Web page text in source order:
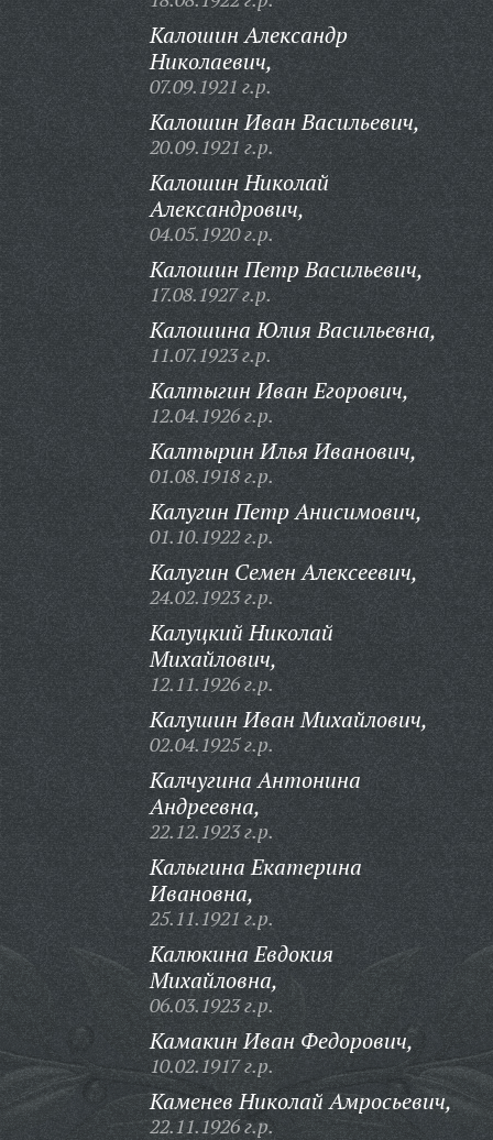
Калошин Александр
Николаевич,
07.09.1921 г.р.
Калошин Иван Васильевич,
20.09.1921 г.р.
Калошин Николай
Александрович,
04.05.1920 г.р.
Калошин Петр Васильевич,
17.08.1927 г.р.
Калошина Юлия Васильевна,
11.07.1923 г.р.
Калтыгин Иван Егорович,
12.04.1926 г.р.
Калтырин Илья Иванович,
01.08.1918 г.р.
Калугин Петр Анисимович,
01.10.1922 г.р.
Калугин Семен Алексеевич,
24.02.1923 г.р.
Калуцкий Николай
Михайлович,
12.11.1926 г.р.
Калушин Иван Михайлович,
02.04.1925 г.р.
Калчугина Антонина
Андреевна,
22.12.1923 г.р.
Калыгина Екатерина
Ивановна,
25.11.1921 г.р.
Калюкина Евдокия
Михайловна,
06.03.1923 г.р.
Камакин Иван Федорович,
10.02.1917 г.р.
Каменев Николай Амросьевич,
22.11.1926 г.р.